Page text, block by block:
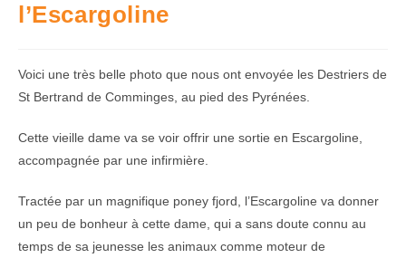
l’Escargoline
Voici une très belle photo que nous ont envoyée les Destriers de
St Bertrand de Comminges, au pied des Pyrénées.
Cette vieille dame va se voir offrir une sortie en Escargoline,
accompagnée par une infirmière.
Tractée par un magnifique poney fjord, l’Escargoline va donner
un peu de bonheur à cette dame, qui a sans doute connu au
temps de sa jeunesse les animaux comme moteur de